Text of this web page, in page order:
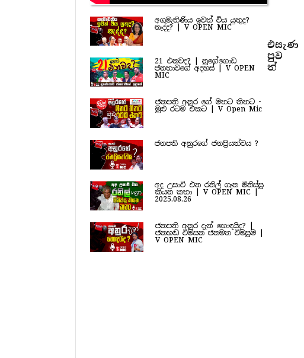
අගමැතිණිය ඉවත් විය යුතුද?
නැද්ද? | V OPEN MIC
21 එනවද? | නුගේගොඩ
ජනතාවගේ අදහස් | V OPEN
MIC
ජනපති අනුර ගේ මතට තිතට -
මුළු රටම එකට | V Open Mic
ජනපති අනුරගේ ජනප්‍රියත්වය ?
අද උසාවි එන රනිල් ගැන මිනිස්සු
කියන කතා | V OPEN MIC |
2025.08.26
ජනපති අනුර දැන් හොඳයිද? |
ජනහඬ විමසන ජනමත විමසුම |
V OPEN MIC
එසැණ
පුව​
ත්